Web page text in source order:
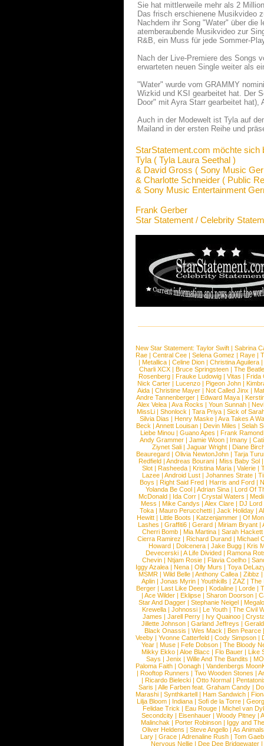
Sie hat mittlerweile mehr als 2
Das frisch erschienene Musikvideo
Nachdem ihr Song "Water" über
atemberaubende Musikvideo zur
R&B, ein Muss für jede Sommer-
Nach der Live-Premiere des Songs
erwarteten neuen Single weiter als
"Water" wurde vom GRAMMY
Wizkid und KSI gearbeitet hat. Der
Door" mit Ayra Starr gearbeitet
Auch in der Modewelt ist Tyla auf
Mailand in der ersten Reihe und
StarStatement.com möchte sich
Tyla ( Tyla Laura Seethal )
& David Gross ( Sony Music
& Charlotte Schneider ( Public
& Sony Music Entertainment
Frank Gerber
Star Statement / Celebrity
New Star Statement: Taylor Swift | Sabrina
Rae |Central Cee |Selena Gomez |Raye |
| Metallica | Celine Dion | Christina Aguilera |
Charli XCX |Bruce Springsteen |The
Rosenberg | Frauke Ludowig | Vitas | Frida
Nick Carter | Lucenzo | Pigeon John |
Aida |Christine Mayer |Not Called Jinx |
Andre Tannenberger | Edward Maya |
Alex Velea | Ava Rocks | Youn Sunnah |
MissLi | Shonlock | Tara Priya | Sick of
Silvia Dias |Henry Maske |Ava Takes A
Beck |Annett Louisan |Devin Miles |Selah
Liebe Minou |Guano Apes |Frank Ramond
Andy Grammer |Jamie Woon | Imany |
Ziynet Sali |Jaguar Wright |Diane
Beauregard |Olivia NewtonJohn |Tarja
Redfield | Andreas Bourani | Miss Baby Sol
Slot | Rasheeda | Kristina Maria | Valerie |
Lazee | Android Lust | Johannes Strate |
Boys | Right Said Fred | Harris and Ford |
Yolanda Be Cool |Adrian Sina |Lord Of
McDonald | Ida Corr |Crystal Waters |
Mess | Mike Candys | Alex Clare | DJ Lord
Toka | Mauro Perucchetti | Jack Holiday |
Hewitt |Little Boots |Katzenjammer |Of
Lashes |Graffiti6 |Gerard |Miriam Bryant |
Cherri Bomb | Mia Martina | Sarah Hackett
Cierra Ramirez | Richard Durand | Michael
Howard |Dolcenera |Jake Bugg |Kris
Devecerski |A Life Divided |Ramona
Chevin |Ntjam Rosie |Flavia Coelho |
Iggy Azalea | Nena | Olly Murs | Toya
MSMR |Wild Belle |Anthony Callea |Zibbz
Aplin | Jonas Myrin | Youthkills | ZAZ | The
Berger |Last Like Deep |Kodaline |Lorde |
|Ace Wilder |Eklipse |Sharon Doorson |
Star And Dagger | Stephanie Neigel |
Krewella | Johnossi | Le Youth | The Civil
James | Jarell Perry | Ivy Quainoo |
Jillette Johnson | Garland Jeffreys |
Black Onassis | Wes Mack | Ben Pearce
Veeby | Yvonne Catterfeld | Cody Simpson |
Year |Muse |Fefe Dobson |The Bloody
Mikky Ekko | Aloe Blacc | Flo Bauer | Like
Says | Jenix | Wille And The Bandits | MO
Paloma Faith |Oonagh |Vandenbergs
|Rooftop Runners |Two Wooden Stones |
| Ricardo Bielecki | Otto Normal |
Saris | Alle Farben feat. Graham Candy |
Marashi | Synthkartell | Ham Sandwich |
Lilja Bloom | Indiana | Sofi de la Torre |
Felidae Trick | Eau Rouge | Michel van
Secondcity |Eisenhauer |Woody Pitney |
Malinchak |Porter Robinson | Iggy and
Oliver Heldens |Steve Angello |As Animals
Lary | Grace | Adrenaline Rush | Tom
Nervous Nellie | Dee Dee Bridgewater |